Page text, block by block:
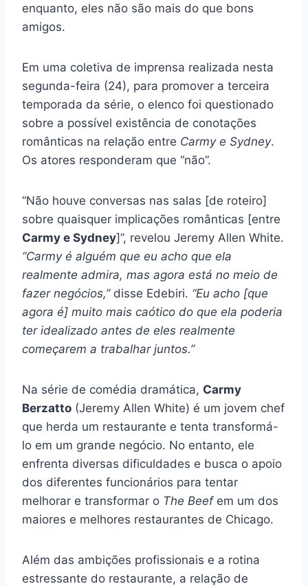
enquanto, eles não são mais do que bons
amigos.
Em uma coletiva de imprensa realizada nesta
segunda-feira (24), para promover a terceira
temporada da série, o elenco foi questionado
sobre a possível existência de conotações
românticas na relação entre Carmy e Sydney.
Os atores responderam que “não”.
“Não houve conversas nas salas [de roteiro]
sobre quaisquer implicações românticas [entre
Carmy e Sydney]”, revelou Jeremy Allen White.
“Carmy é alguém que eu acho que ela
realmente admira, mas agora está no meio de
fazer negócios,”disse Edebiri. “Eu acho [que
agora é] muito mais caótico do que ela poderia
ter idealizado antes de eles realmente
começarem a trabalhar juntos.”
Na série de comédia dramática, Carmy
Berzatto (Jeremy Allen White) é um jovem chef
que herda um restaurante e tenta transformá-
lo em um grande negócio. No entanto, ele
enfrenta diversas dificuldades e busca o apoio
dos diferentes funcionários para tentar
melhorar e transformar o The Beefem um dos
maiores e melhores restaurantes de Chicago.
Além das ambições profissionais e a rotina
estressante do restaurante, a relação de